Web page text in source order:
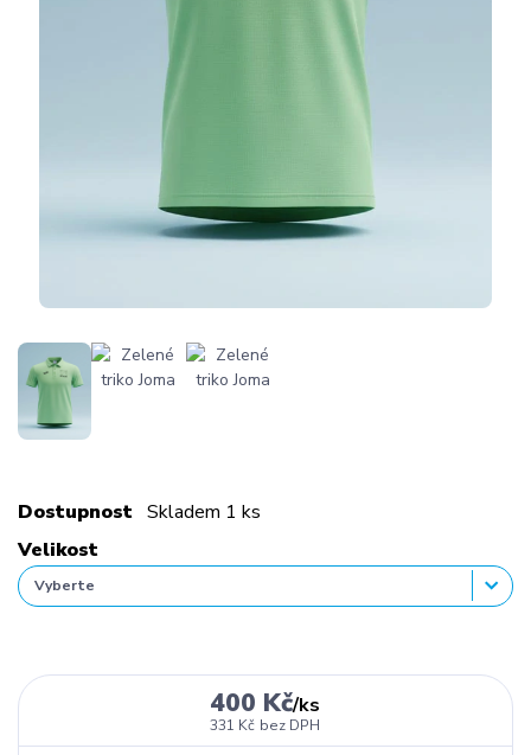
Dostupnost Skladem 1 ks
Velikost
400 Kč/ks
331 Kč bez DPH